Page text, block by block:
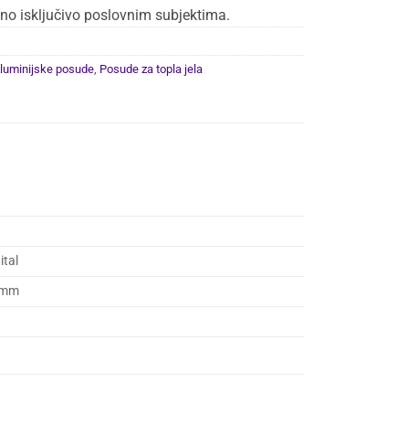
isključivo poslovnim subjektima.
posude, Posude za topla jela